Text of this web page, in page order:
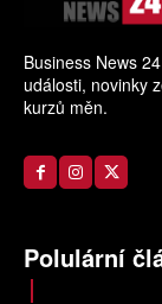
Business News
události, novinky
kurzů měn.
Polulární